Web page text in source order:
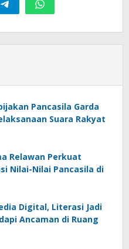
Pancasila Garda
Suara Rakyat
Relawan Perkuat
Nilai-Nilai Pancasila di
Digital, Literasi Jadi
Ancaman di Ruang